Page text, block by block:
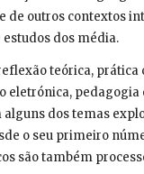
de outros
dos média.
teórica,
dos temas
o seu primeiro
são também